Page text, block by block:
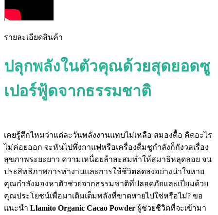
รายละเอียดสินค้า
ปลุกพลังในตัวคุณด้วยสุดยอดซู
เปอร์ฟู้ดจากธรรมชาติ
เคยรู้สึกไหมว่าแต่ละวันพลังงานแทบไม่เหลือ สมองตื้อ คิดอะไร
ไม่ค่อยออก จะหันไปพึ่งกาแฟหรือเครื่องดื่มชูกำลังก็กังวลเรื่อง
สุขภาพระยะยาว ความเหนื่อยล้าสะสมทำให้สมาธิหลุดลอย จน
ประสิทธิภาพการทำงานและการใช้ชีวิตลดลงอย่างน่าใจหาย
คุณกำลังมองหาตัวช่วยจากธรรมชาติที่ปลอดภัยและเปี่ยมด้วย
คุณประโยชน์เพื่อมาเติมเต็มพลังที่ขาดหายไปใช่หรือไม่? ขอ
แนะนำ Llamito Organic Cacao Powder ผู้ช่วยชีวิตที่จะเข้ามา